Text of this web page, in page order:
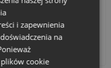
grafikę o fotograficznej
się nie tylko
narzędziem
rozpoznawalność marki.
Torby bawełniane
i zapewnienia
na
cookie